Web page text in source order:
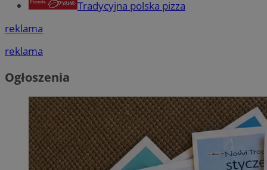
Tradycyjna polska pizza
reklama
reklama
Ogłoszenia